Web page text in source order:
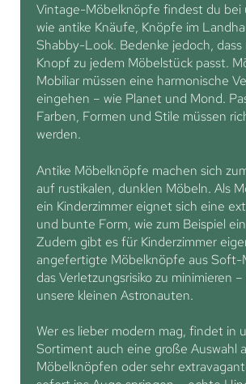
Vintage-Möbelknöpfe findest du bei
wie antike Knäufe, Knöpfe im
Shabby-Look. Bedenke jedoch,
Knopf zu jedem Möbelstück passt.
Mobiliar müssen eine harmonische
eingehen – wie Planet und Mond.
Farben, Formen und Stile müssen
werden.
Antike Möbelknöpfe machen sich
auf rustikalen, dunklen Möbeln. Als
ein Kinderzimmer eignet sich eine
und bunte Form, wie zum Beispiel
Zudem gibt es für Kinderzimmer
angefertigte Möbelknöpfe aus Soft-
das Verletzungsrisiko zu minimieren
unsere kleinen Astronauten.
Wer es lieber modern mag, findet in
Sortiment auch eine große Auswahl
Möbelknöpfen oder sehr